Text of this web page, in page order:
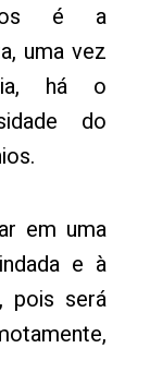
é a
uma vez
há o
do
em uma
e à
pois será